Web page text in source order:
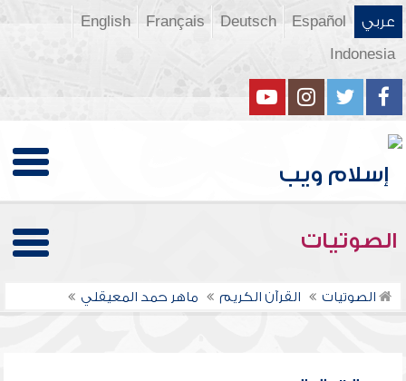
عربي Español
Deutsch
Français
English
Indonesia
الصوتيات
الصوتيات القرآن الكريم ماهر حمد المعيقلي